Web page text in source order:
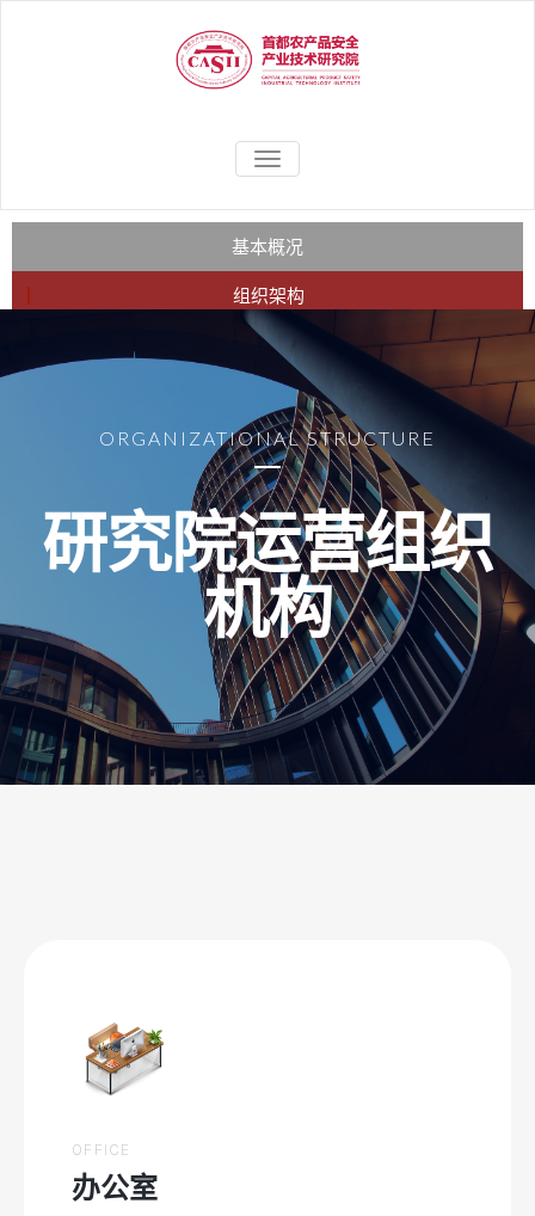
首都农产品安
全产业技术研
究院
聚焦农产品安全应用研究，助力
TOGGLE
NAVIGATION
基本概况
组织架构
使命目标
ORGANIZATIONAL STRUCTURE
研究院运营组织
机构
OFFICE
办公室